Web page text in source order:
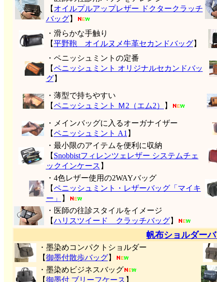
【 オイルプルアップレザー ドクタークラッチ
バッグ】
・滑らかな手触り
【平野鞄 オイルヌメ牛革セカンドバッグ】
・ペニッシュミントの定番
【ペニッシュミント オリジナルセカンドバッ
グ】
・薄型で持ちやすい
【ペニッシュミント Ｍ2（エム2） 】
・メインバッグに入るオーガナイザー
【ペニッシュミント A1 】
・最小限のアイテムを便利に収納
【 Snobbistフィレンツェレザー システムチェ
ックインケース 】
・4色レザー使用の2WAYバッグ
【ペニッシュミント・レザーバッグ「マイキ
ー」
】
・医師の往診スタイルをイメージ
【ハリスツイード クラッチバッグ】
帆布ショルダー
・墨染めコンパクトショルダー
【御墨付散歩バッグ】
・墨染めビジネスバッグ
【御墨付 ブリーフケース 】